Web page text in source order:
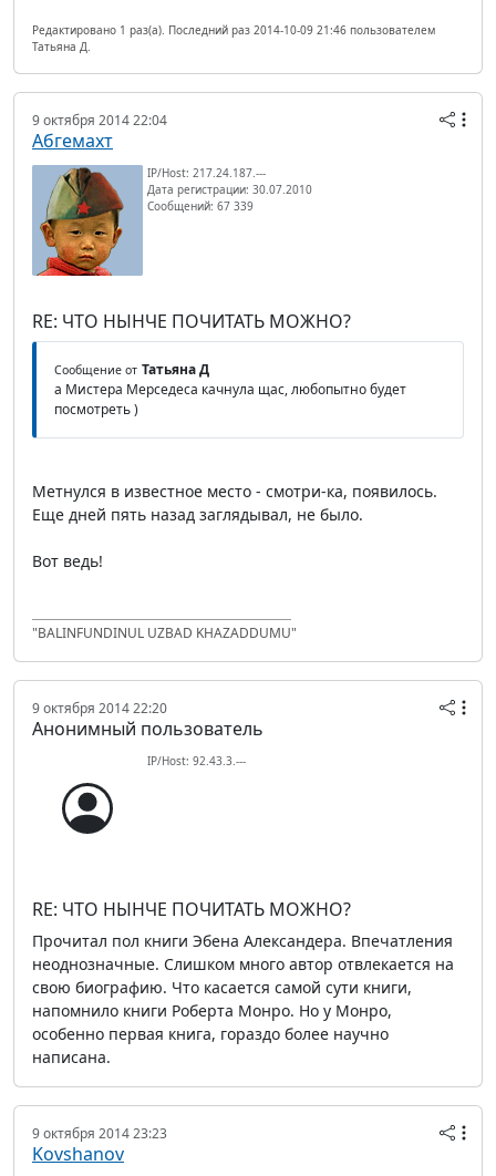
Редактировано 1 раз(а). Последний раз 2014-10-09 21:46 пользователем
Татьяна Д.
9 октября 2014 22:04
Абгемахт
IP/Host: 217.24.187.---
Дата регистрации: 30.07.2010
Сообщений: 67 339
RE: ЧТО НЫНЧЕ ПОЧИТАТЬ МОЖНО?
Сообщение от Татьяна Д
а Мистера Мерседеса качнула щас, любопытно будет
посмотреть )
Метнулся в известное место - смотри-ка, появилось.
Еще дней пять назад заглядывал, не было.
Вот ведь!
"BALINFUNDINUL UZBAD KHAZADDUMU"
9 октября 2014 22:20
Анонимный пользователь
IP/Host: 92.43.3.---
RE: ЧТО НЫНЧЕ ПОЧИТАТЬ МОЖНО?
Прочитал пол книги Эбена Александера. Впечатления
неоднозначные. Слишком много автор отвлекается на
свою биографию. Что касается самой сути книги,
напомнило книги Роберта Монро. Но у Монро,
особенно первая книга, гораздо более научно
написана.
9 октября 2014 23:23
Kovshanov